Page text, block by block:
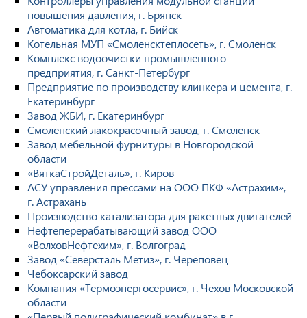
повышения давления, г. Брянск
Автоматика для котла, г. Бийск
Котельная МУП «Смоленсктеплосеть», г. Смоленск
Комплекс водоочистки промышленного
предприятия, г. Санкт-Петербург
Предприятие по производству клинкера и цемента, г.
Екатеринбург
Завод ЖБИ, г. Екатеринбург
Смоленский лакокрасочный завод, г. Смоленск
Завод мебельной фурнитуры в Новгородской
области
«ВяткаСтройДеталь», г. Киров
АСУ управления прессами на ООО ПКФ «Астрахим»,
г. Астрахань
Производство катализатора для ракетных двигателей
Нефтеперерабатывающий завод ООО
«ВолховНефтехим», г. Волгоград
Завод «Северсталь Метиз», г. Череповец
Чебоксарский завод
Компания «Термоэнергосервис», г. Чехов Московской
области